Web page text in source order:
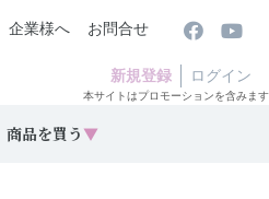
企業様へ お問合せ
新規登録 ログイン
本サイトはプロモーションを含みます
商品を買う ▼